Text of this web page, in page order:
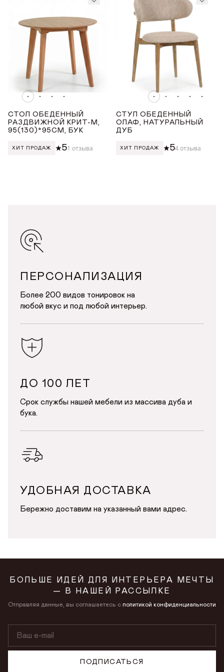
СТОЛ ОБЕДЕННЫЙ
РАЗДВИЖНОЙ КРИТ-М,
95(130)*95СМ, БУК
ХИТ ПРОДАЖ 51 отзыва
СТУЛ ОБЕДЕННЫЙ
ОЛАФ, НАТУРАЛЬНЫЙ
ДУБ
ХИТ ПРОДАЖ 54 отзыва
ПЕРСОНАЛИЗАЦИЯ
Более 200 видов тонировок на
любой вкус и под любой интерьер.
ДО 100 ЛЕТ
Срок службы нашей мебели из массива дуба и
бука.
УДОБНАЯ ДОСТАВКА
Бережно доставим на указанный вами адрес.
БОЛЬШЕ ИДЕЙ ДЛЯ ИНТЕРЬЕРА МЕЧТЫ
— В НАШЕЙ РАССЫЛКЕ
Отправляя данные, вы соглашаетесь с политикой конфиденциальности
ПОДПИСАТЬСЯ
Продолжая, вы даётесогласие на сбор, обработку и хранение
персональных данных
Данные можно заполнить позже
в личном кабинете
СОХРАНИТЬ
ОТПРАВИТЬ ЗАЯВКУ
Продолжая, вы даётесогласие на сбор, обработку
и хранение
персональных данных